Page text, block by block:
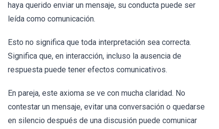
haya querido enviar un mensaje, su conducta puede ser
leída como comunicación.
Esto no significa que toda interpretación sea correcta.
Significa que, en interacción, incluso la ausencia de
respuesta puede tener efectos comunicativos.
En pareja, este axioma se ve con mucha claridad. No
contestar un mensaje, evitar una conversación o quedarse
en silencio después de una discusión puede comunicar